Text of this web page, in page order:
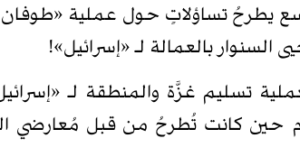
يطرحُ تساؤلاتٍ حول عملية «طوفان
بالعمالة لـ «إسرائيل»!
تسليم غزَّة والمنطقة لـ
كانت تُطرحُ من قبل مُعارضي